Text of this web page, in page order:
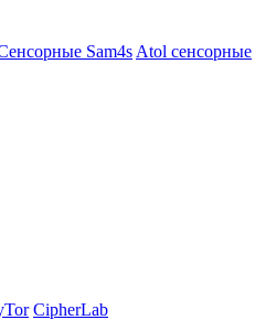
Sam4s Atol сенсорные
CipherLab